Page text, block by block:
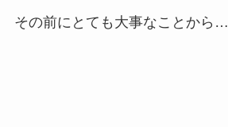
その前にとても大事なことから…